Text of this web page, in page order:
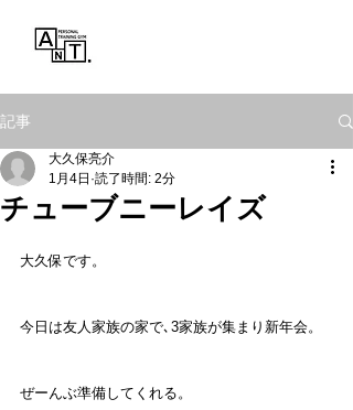
記事
チューブニーレイズ
大久保亮介
1月4日 読了時間: 2分
大久保です。
今日は友人家族の家で､3家族が集まり新年会。
ぜーんぶ準備してくれる。